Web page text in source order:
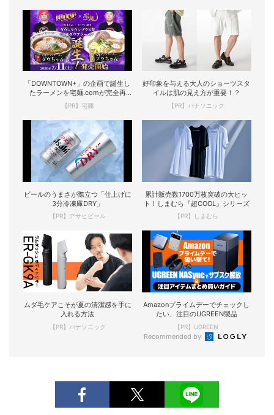
「DOWNTOWN+」の企画で誕生し
たラーメンを宅麺.comが完全再
現！
【PR】宅麺
好印象を与える大人のショーツスタ
イルは肌の見え方が重要！？
【PR】パナソニック
ビールのうまさが際立つ「仕上げに
3分冷凍庫DRY」
【PR】アサヒビール
累計販売数1700万枚突破の大ヒッ
ト！しまむら『超COOL』シリーズ
【PR】しまむら
ムダ毛ケアこそが夏の清潔感を手に
入れる方法
【PR】パナソニック
Amazonプライムデーでチェックし
たい、注目のUGREEN製品
【PR】UGREEN
Recommended by